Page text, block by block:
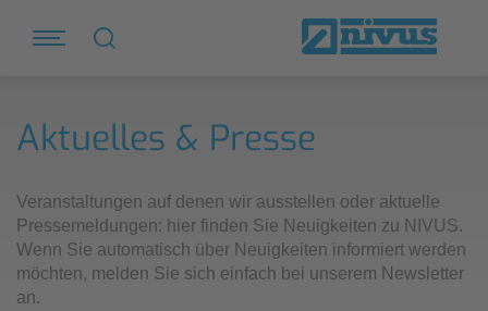
Aktuelles & Presse
Veranstaltungen auf denen wir ausstellen oder aktuelle
Pressemeldungen: hier finden Sie Neuigkeiten zu NIVUS.
Wenn Sie automatisch über Neuigkeiten informiert werden
möchten, melden Sie sich einfach bei unserem Newsletter
an.